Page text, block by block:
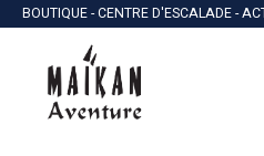
BOUTIQUE - CENTRE D'ESCALADE -